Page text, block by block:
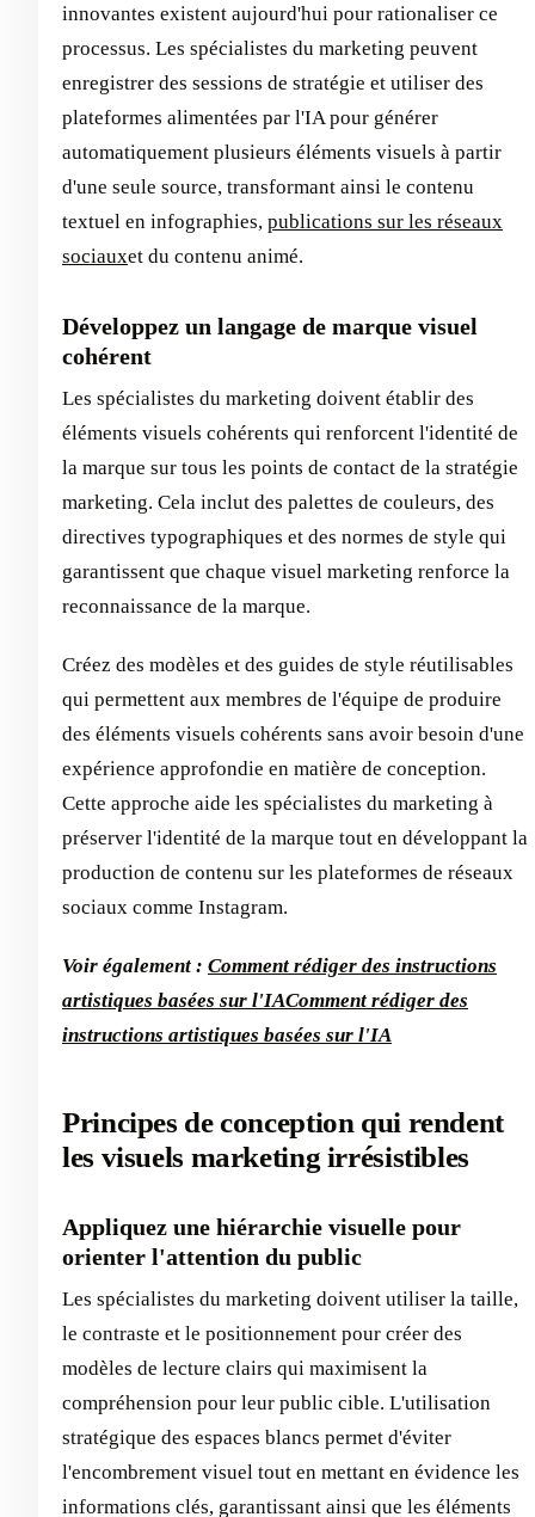
innovantes existent aujourd'hui pour rationaliser ce
processus. Les spécialistes du marketing peuvent
enregistrer des sessions de stratégie et utiliser des
plateformes alimentées par l'IA pour générer
automatiquement plusieurs éléments visuels à partir
d'une seule source, transformant ainsi le contenu
textuel en infographies, publications sur les réseaux
sociauxet du contenu animé.
Développez un langage de marque visuel
cohérent
Les spécialistes du marketing doivent établir des
éléments visuels cohérents qui renforcent l'identité de
la marque sur tous les points de contact de la stratégie
marketing. Cela inclut des palettes de couleurs, des
directives typographiques et des normes de style qui
garantissent que chaque visuel marketing renforce la
reconnaissance de la marque.
Créez des modèles et des guides de style réutilisables
qui permettent aux membres de l'équipe de produire
des éléments visuels cohérents sans avoir besoin d'une
expérience approfondie en matière de conception.
Cette approche aide les spécialistes du marketing à
préserver l'identité de la marque tout en développant la
production de contenu sur les plateformes de réseaux
sociaux comme Instagram.
Voir également : Comment rédiger des instructions
artistiques basées sur l'IAComment rédiger des
instructions artistiques basées sur l'IA
Principes de conception qui rendent
les visuels marketing irrésistibles
Appliquez une hiérarchie visuelle pour
orienter l'attention du public
Les spécialistes du marketing doivent utiliser la taille,
le contraste et le positionnement pour créer des
modèles de lecture clairs qui maximisent la
compréhension pour leur public cible. L'utilisation
stratégique des espaces blancs permet d'éviter
l'encombrement visuel tout en mettant en évidence les
informations clés, garantissant ainsi que les éléments